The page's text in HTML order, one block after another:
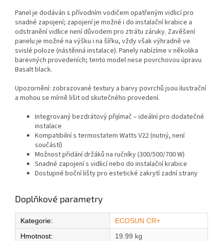
Panel je dodáván s přívodním vodičem opatřeným vidlicí pro
snadné zapojení; zapojení je možné i do instalační krabice a
odstranění vidlice není důvodem pro ztrátu záruky. Zavěšení
panelu je možné na výšku i na šířku, vždy však výhradně ve
svislé poloze (nástěnná instalace). Panely nabízíme v několika
barevných provedeních; tento model nese povrchovou úpravu
Basalt black.
Upozornění: zobrazované textury a barvy povrchů jsou ilustrační
a mohou se mírně lišit od skutečného provedení.
Integrovaný bezdrátový přijímač – ideální pro dodatečné
instalace
Kompatibilní s termostatem Watts V22 (nutný, není
součástí)
Možnost přidání držáků na ručníky (300/500/700 W)
Snadné zapojení s vidlicí nebo do instalační krabice
Dostupné boční lišty pro estetické zakrytí zadní strany
Doplňkové parametry
Kategorie:
ECOSUN CR+
Hmotnost:
19.99 kg